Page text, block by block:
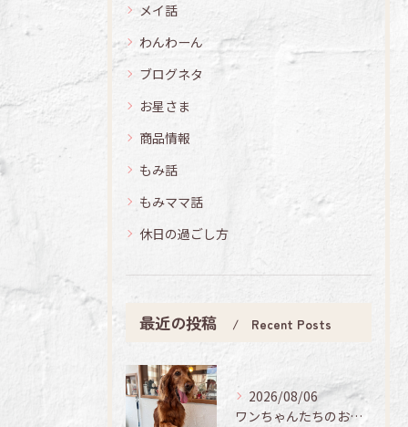
メイ話
わんわーん
ブログネタ
お星さま
商品情報
もみ話
もみママ話
休日の過ごし方
最近の投稿 Recent Posts
2026/08/06
ワンちゃんたちのお手入れ日記🐶✨